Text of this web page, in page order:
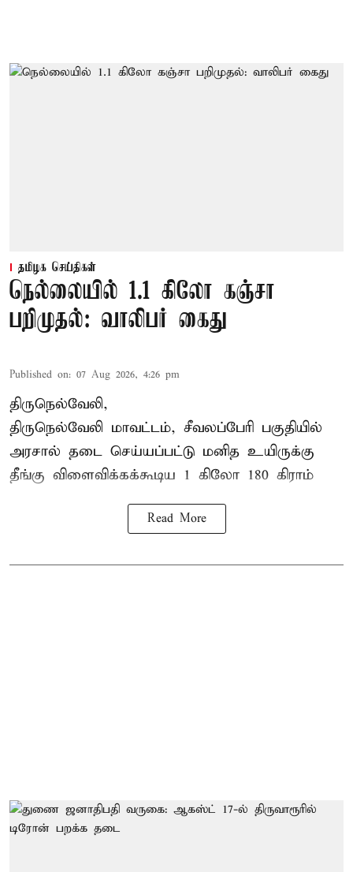
தமிழக செய்திகள்
நெல்லையில் 1.1 கிலோ கஞ்சா
பறிமுதல்: வாலிபர் கைது
Published on: 07 Aug 2026, 4:26 pm
திருநெல்வேலி,
திருநெல்வேலி மாவட்டம், சீவலப்பேரி பகுதியில்
அரசால் தடை செய்யப்பட்டு மனித உயிருக்கு
தீங்கு விளைவிக்கக்கூடிய 1 கிலோ 180 கிராம்
Read More